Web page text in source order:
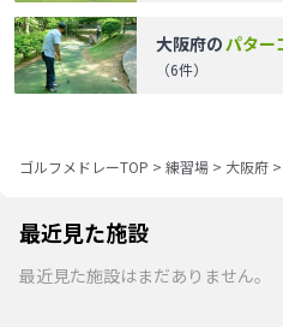
大阪府のパター
（6件）
ゴルフメドレーTOP > 練習場 > 大阪府 >
最近見た施設
最近見た施設はまだありません。